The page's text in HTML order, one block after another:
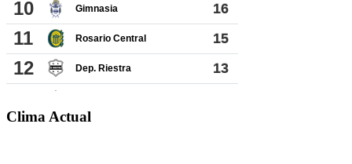
Clima Actual